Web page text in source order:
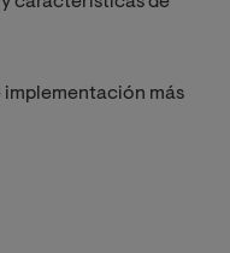
implementación más